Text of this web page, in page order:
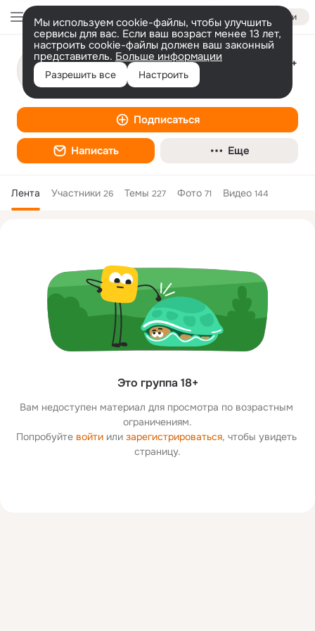
Войти
Мы используем cookie-файлы, чтобы улучшить
сервисы для вас. Если ваш возраст менее 13 лет,
настроить cookie-файлы должен ваш законный
представитель. Больше информации
Разрешить все Настроить
Костромской ЛВЗ | Костромские водки 18+
Производство
Подписаться
Написать Еще
Лента Участники 26 Темы 227 Фото 71 Видео 144
Это группа 18+
Вам недоступен материал для просмотра по возрастным
ограничениям.
Попробуйте войти или зарегистрироваться, чтобы увидеть
страницу.